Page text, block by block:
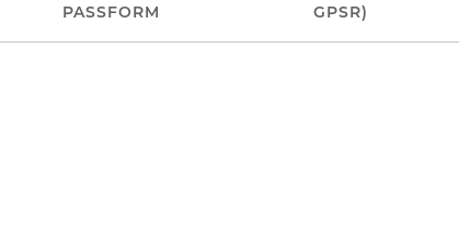
PASSFORM
GPSR)